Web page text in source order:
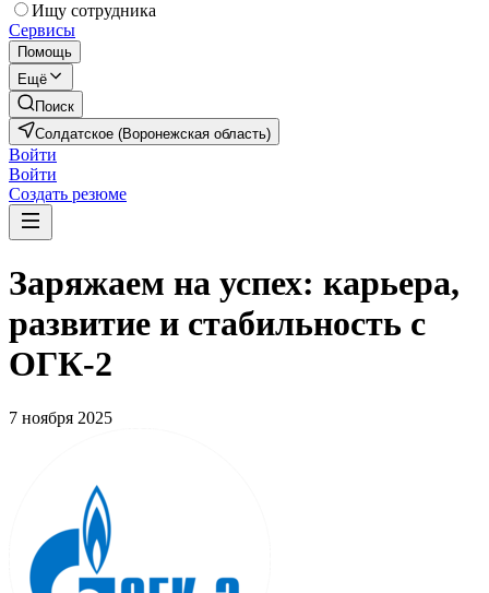
Ищу сотрудника
Сервисы
Помощь
Ещё
Поиск
Солдатское (Воронежская область)
Войти
Войти
Создать резюме
Заряжаем на успех: карьера,
развитие и стабильность c
ОГК-2
7 ноября 2025